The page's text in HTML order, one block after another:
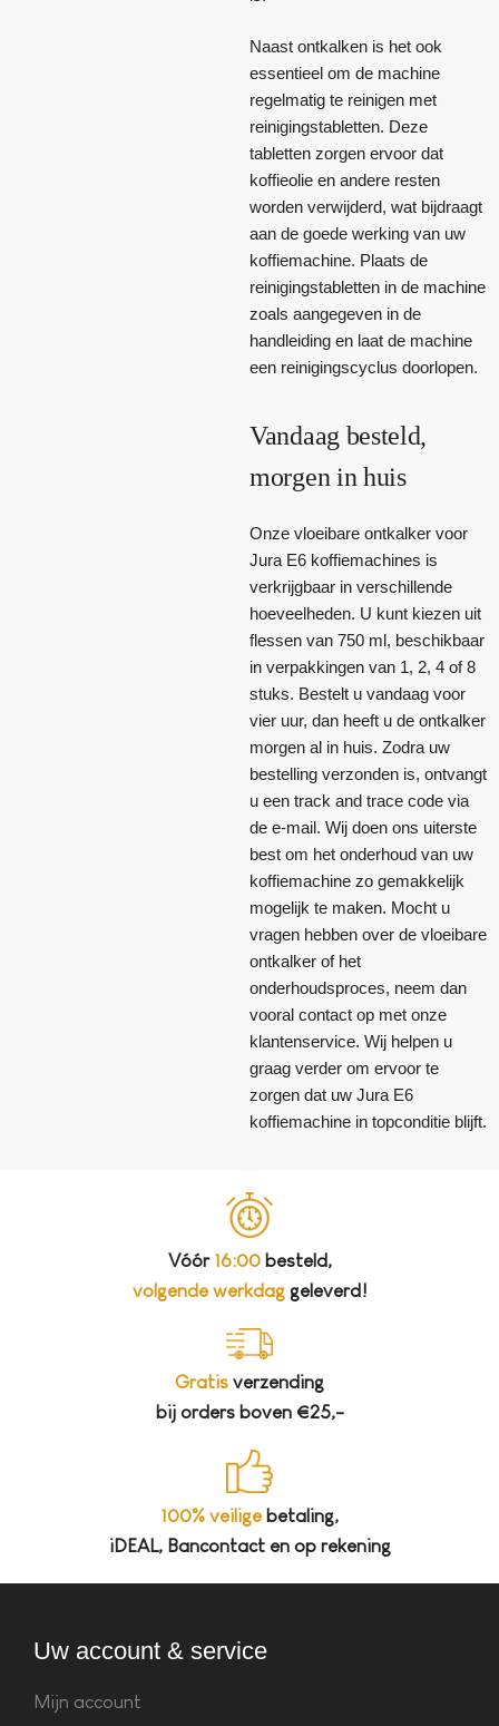
Naast ontkalken is het ook
essentieel om de machine
regelmatig te reinigen met
reinigingstabletten. Deze
tabletten zorgen ervoor dat
koffieolie en andere resten
worden verwijderd, wat bijdraagt
aan de goede werking van uw
koffiemachine. Plaats de
reinigingstabletten in de machine
zoals aangegeven in de
handleiding en laat de machine
een reinigingscyclus doorlopen.
Vandaag besteld,
morgen in huis
Onze vloeibare ontkalker voor
Jura E6 koffiemachines is
verkrijgbaar in verschillende
hoeveelheden. U kunt kiezen uit
flessen van 750 ml, beschikbaar
in verpakkingen van 1, 2, 4 of 8
stuks. Bestelt u vandaag voor
vier uur, dan heeft u de ontkalker
morgen al in huis. Zodra uw
bestelling verzonden is, ontvangt
u een track and trace code via
de e-mail. Wij doen ons uiterste
best om het onderhoud van uw
koffiemachine zo gemakkelijk
mogelijk te maken. Mocht u
vragen hebben over de vloeibare
ontkalker of het
onderhoudsproces, neem dan
vooral contact op met onze
klantenservice. Wij helpen u
graag verder om ervoor te
zorgen dat uw Jura E6
koffiemachine in topconditie blijft.
Vóór 16:00besteld,
volgende werkdaggeleverd!
Gratis verzending
bij orders boven €25,-
100% veiligebetaling,
iDEAL, Bancontact en op rekening
Uw account & service
Mijn account